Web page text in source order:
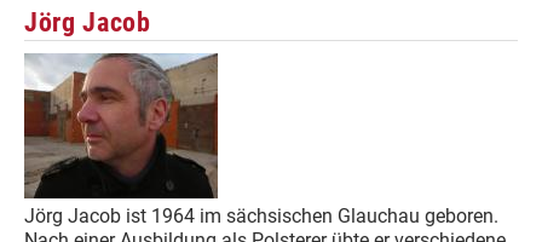
Jörg Jacob
Jörg Jacob ist 1964 im sächsischen Glauchau geboren.